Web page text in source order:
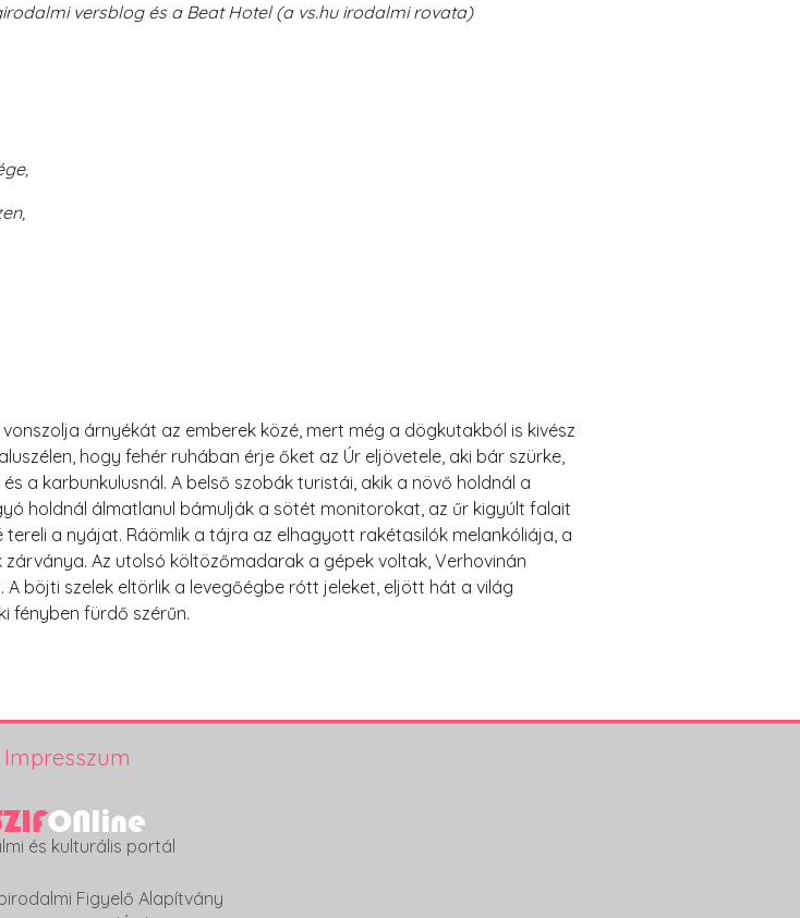
versblog és a Beat Hotel (a vs.hu irodalmi rovata)
árnyékát az emberek közé, mert még a dögkutakból is kivész
hogy fehér ruhában érje őket az Úr eljövetele, aki bár szürke,
a karbunkulusnál. A belső szobák turistái, akik a növő holdnál a
holdnál álmatlanul bámulják a sötét monitorokat, az űr kigyúlt falait
a nyájat. Ráömlik a tájra az elhagyott rakétasilók melankóliája, a
Az utolsó költözőmadarak a gépek voltak, Verhovinán
böjti szelek eltörlik a levegőégbe rótt jeleket, eljött hát a világ
fényben fürdő szérűn.
Impresszum
és kulturális portál
Figyelő Alapítvány